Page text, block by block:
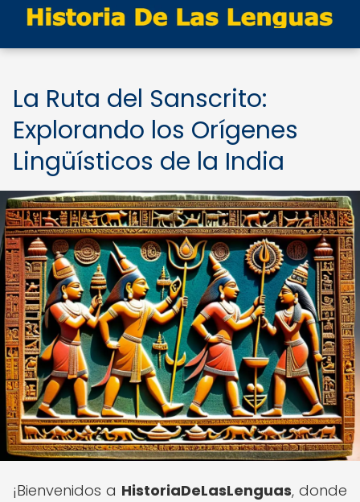
La Ruta del Sanscrito:
Explorando los Orígenes
Lingüísticos de la India
¡Bienvenidos a HistoriaDeLasLenguas, donde